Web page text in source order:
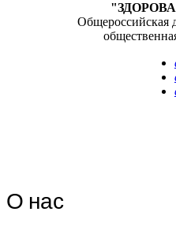
Общероссийская
О нас